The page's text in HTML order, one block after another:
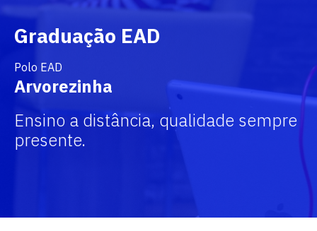
Graduação EAD
Polo EAD
Arvorezinha
Ensino a distância, qualidade sempre
presente.